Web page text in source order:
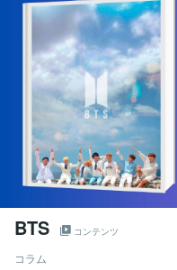
BTS コンテンツ
コラム